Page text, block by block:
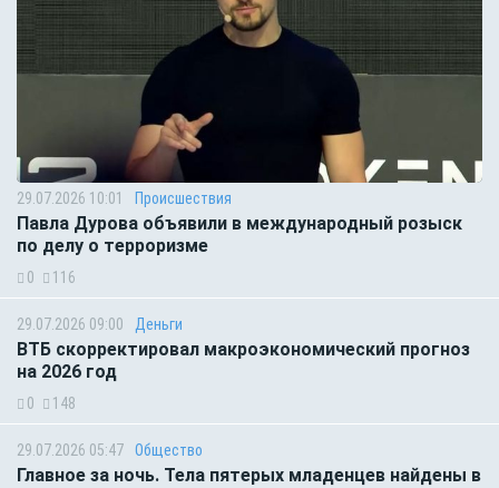
29.07.2026 10:01 Происшествия
Павла Дурова объявили в международный розыск
по делу о терроризме
0 116
29.07.2026 09:00 Деньги
ВТБ скорректировал макроэкономический прогноз
на 2026 год
0 148
29.07.2026 05:47 Общество
Главное за ночь. Тела пятерых младенцев найдены в